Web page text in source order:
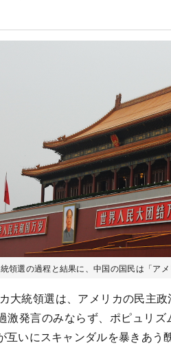
領選の過程と結果に、中国の国民は「ア
大統領選は、アメリカの民主
激発言のみならず、ポピュリ
互いにスキャンダルを暴きあう